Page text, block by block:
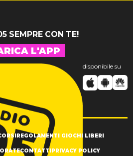
SEMPRE CON TE!
L'APP
disponibile su
REGOLAMENTI GIOCHI LIBERI
CONTATTI PRIVACY POLICY